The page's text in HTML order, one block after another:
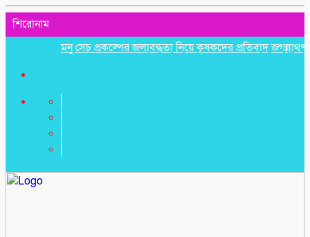
শিরোনাম
মনু সেচ প্রকল্পের জলাবদ্ধতা নিয়ে কৃষকদের প্রতিবাদজগন্নাথপুরে